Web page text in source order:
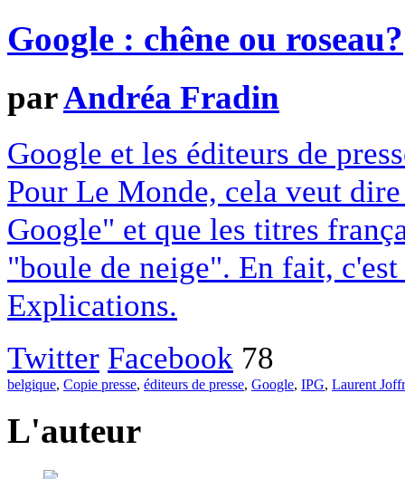
Google : chêne ou roseau?
parAndréa Fradin
Google et les éditeurs de
Pour Le Monde, cela veut
Google" et que les titres
"boule de neige". En fait,
Explications.
Twitter Facebook 78
belgique, Copie presse, éditeurs de presse, Google, IPG, Laurent
L'auteur